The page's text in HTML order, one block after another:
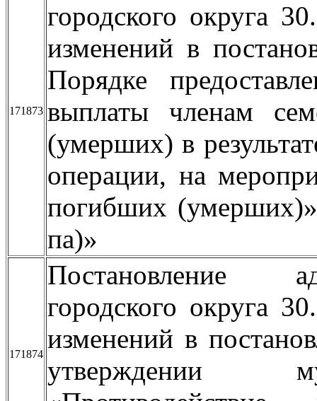
171873
городского округа
изменений в
Порядке
выплаты членам
(умерших) в
операции, на
погибших
па)»
171874
Постановление
городского округа
изменений в
утверждении